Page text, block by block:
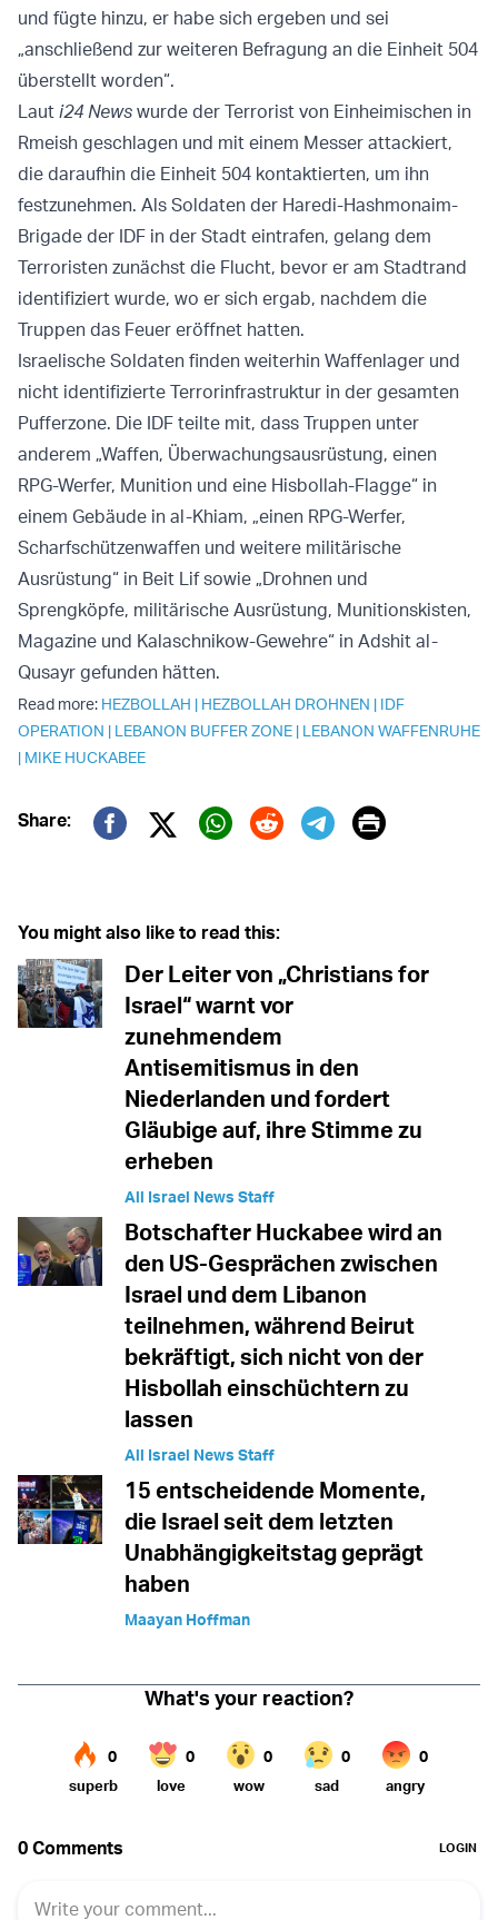
und fügte hinzu, er habe sich ergeben und sei
„anschließend zur weiteren Befragung an die Einheit 504
überstellt worden“.
Laut i24 News wurde der Terrorist von Einheimischen in
Rmeish geschlagen und mit einem Messer attackiert,
die daraufhin die Einheit 504 kontaktierten, um ihn
festzunehmen. Als Soldaten der Haredi-Hashmonaim-
Brigade der IDF in der Stadt eintrafen, gelang dem
Terroristen zunächst die Flucht, bevor er am Stadtrand
identifiziert wurde, wo er sich ergab, nachdem die
Truppen das Feuer eröffnet hatten.
Israelische Soldaten finden weiterhin Waffenlager und
nicht identifizierte Terrorinfrastruktur in der gesamten
Pufferzone. Die IDF teilte mit, dass Truppen unter
anderem „Waffen, Überwachungsausrüstung, einen
RPG-Werfer, Munition und eine Hisbollah-Flagge“ in
einem Gebäude in al-Khiam, „einen RPG-Werfer,
Scharfschützenwaffen und weitere militärische
Ausrüstung“ in Beit Lif sowie „Drohnen und
Sprengköpfe, militärische Ausrüstung, Munitionskisten,
Magazine und Kalaschnikow-Gewehre“ in Adshit al-
Qusayr gefunden hätten.
Read more: HEZBOLLAH | HEZBOLLAH DROHNEN | IDF
OPERATION | LEBANON BUFFER ZONE | LEBANON WAFFENRUHE
| MIKE HUCKABEE
Share:
Twitter (X)
Print
You might also like to read this:
Der Leiter von „Christians for
Israel“ warnt vor
zunehmendem
Antisemitismus in den
Niederlanden und fordert
Gläubige auf, ihre Stimme zu
erheben
All Israel News Staff
Botschafter Huckabee wird an
den US-Gesprächen zwischen
Israel und dem Libanon
teilnehmen, während Beirut
bekräftigt, sich nicht von der
Hisbollah einschüchtern zu
lassen
All Israel News Staff
15 entscheidende Momente,
die Israel seit dem letzten
Unabhängigkeitstag geprägt
haben
Maayan Hoffman